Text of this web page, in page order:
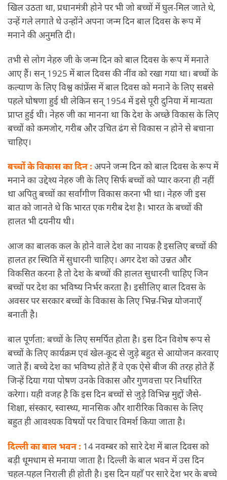
खिल उठता था, प्रधानमंत्री होने पर भी जो बच्चों में घुल-मिल जाते थे,
उन्हें गले लगाते थे उन्होंने अपना जन्म दिन बाल दिवस के रूप में
मनाने की अनुमति दी।
तभी से लोग नेहरु जी के जन्म दिन को बाल दिवस के रूप में मनाते
आए हैं। सन् 1925 में बाल दिवस की नींव को रखा गया था। बच्चों के
कल्याण के लिए विश्व कांफ्रेंस में बाल दिवस को मनाने के लिए सबसे
पहले घोषणा हुई थी लेकिन सन् 1954 में इसे पूरी दुनिया में मान्यता
प्राप्त हुई थी। नेहरु जी का मानना था कि देश के अच्छे विकास के लिए
बच्चों को कमजोर, गरीब और उचित ढंग से विकास न होने से बचाना
चाहिए।
बच्चों के विकास का दिन : अपने जन्म दिन को बाल दिवस के रूप में
मनाने का उद्देश्य नेहरु जी के लिए सिर्फ बच्चों को प्यार करना ही नहीं
था अपितु बच्चों का सर्वांगीण विकास करना भी था। नेहरु जी इस
बात को जानते थे कि भारत एक गरीब देश है। भारत के बच्चों की
हालत भी दयनीय थी।
आज का बालक कल के होने वाले देश का नायक है इसलिए बच्चों की
हालत हर स्थिति में सुधारनी चाहिए। अगर देश को उन्नत और
विकसित करना है तो देश के बच्चों की हालत सुधारनी चाहिए जिन
बच्चों पर देश का भविष्य निर्भर करता है। इसीलिए बाल दिवस के
अवसर पर सरकार बच्चों के विकास के लिए भिन्न-भिन्न योजनाएँ
बनाती है।
बाल पूर्णता: बच्चों के लिए समर्पित होता है। इस दिन विशेष रूप से
बच्चों के लिए कार्यक्रम एवं खेल-कूद से जुड़े बहुत से आयोजन करवाए
जाते हैं। बच्चे देश का भविष्य होते हैं वे एक ऐसे बीज की तरह होते हैं
जिन्हें दिया गया पोषण उनके विकास और गुणवत्ता पर निर्धारित
करेगा। यही वजह है कि इस दिन बच्चों से जुड़े विभिन्न मुद्दों जैसे-
शिक्षा, संस्कार, स्वास्थ्य, मानसिक और शारीरिक विकास के लिए
बहुत ही आवश्यक विषयों पर विचार विमर्श किया जाता है।
दिल्ली का बाल भवन : 14 नवम्बर को सारे देश में बाल दिवस को
बड़ी धूमधाम से मनाया जाता है। दिल्ली के बाल भवन में उस दिन
चहल-पहल निराली ही होती है। इस दिन यहाँ पर सारे देश भर के बच्चे